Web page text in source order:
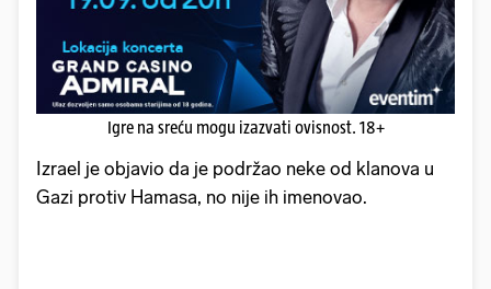
Igre na sreću mogu izazvati ovisnost. 18+
Izrael je objavio da je podržao neke od klanova u
Gazi protiv Hamasa, no nije ih imenovao.